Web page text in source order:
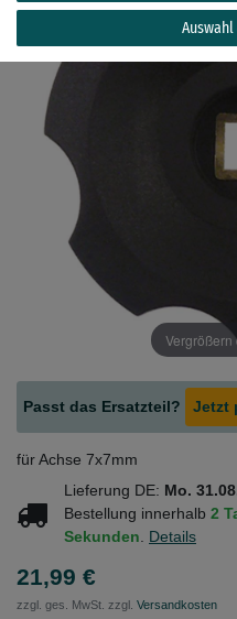
Vergrößern
Passt das Ersatzteil? Jetzt
für Achse 7x7mm
Lieferung DE: Mo.
Bestellung innerhalb 2
Sekunden
Details
21,99 €
zzgl. ges. MwSt. zzgl. Versandkosten